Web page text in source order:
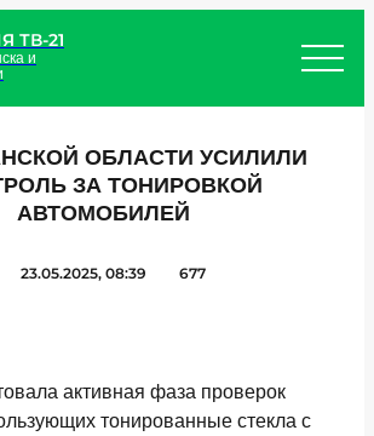
ТВ-21
и
ОБЛАСТИ УСИЛИЛИ
ЗА ТОНИРОВКОЙ
АВТОМОБИЛЕЙ
23.05.2025, 08:39 677
активная фаза проверок
тонированные стекла с